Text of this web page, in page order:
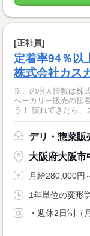
[正社員]
定着率94％以
株式会社カス
※この求人情報は株
ベーカリー販売の接
う！ 慣れてきたら、
デリ・惣菜販
大阪府大阪市
月給280,000円
1年単位の変形
・週休2日制（